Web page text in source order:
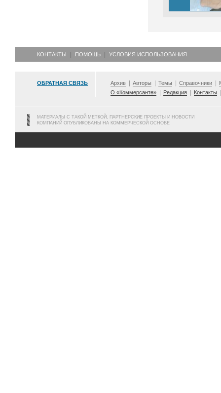
КОНТАКТЫ ПОМОЩЬ УСЛОВИЯ ИСПОЛЬЗОВАНИЯ
ОБРАТНАЯ СВЯЗЬ Архив Авторы Темы Справочники
О «Коммерсанте»
Редакция Контакты
МАТЕРИАЛЫ С ТАКОЙ МЕТКОЙ, ПАРТНЕРСКИЕ ПРОЕКТЫ И НОВОСТИ
КОМПАНИЙ ОПУБЛИКОВАНЫ НА КОММЕРЧЕСКОЙ ОСНОВЕ